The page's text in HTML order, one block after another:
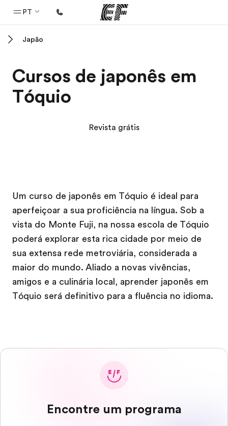
PT
Programas
Saiba tudo que oferecemos
Carreiras
Junte-se a nós
Japão
Cursos de japonês em
Tóquio
Revista grátis
Um curso de japonês em Tóquio é ideal para
aperfeiçoar a sua proficiência na língua. Sob a
vista do Monte Fuji, na nossa escola de Tóquio
poderá explorar esta rica cidade por meio de
sua extensa rede metroviária, considerada a
maior do mundo. Aliado a novas vivências,
amigos e a culinária local, aprender japonês em
Tóquio será definitivo para a fluência no idioma.
Encontre um programa